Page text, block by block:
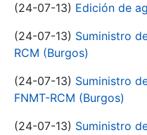
(24-07-13) Edición de
(24-07-13) Suministro
RCM (Burgos)
(24-07-13) Suministro
FNMT-RCM (Burgos)
(24-07-13) Suministro